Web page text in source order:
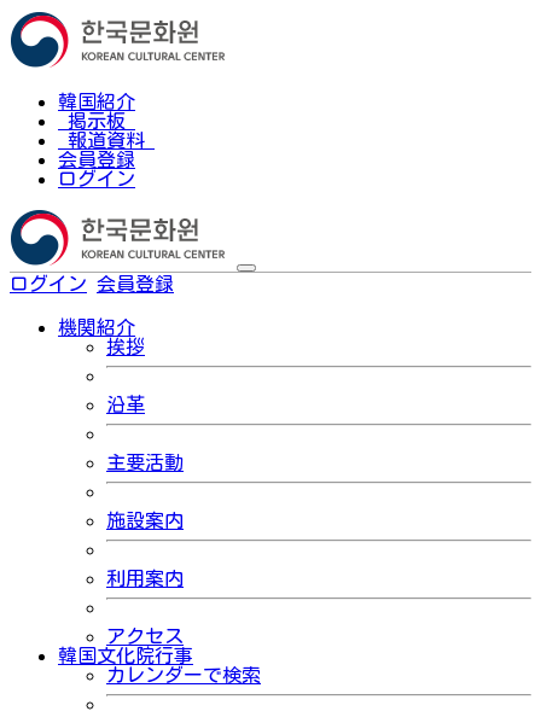
韓国紹介
掲示板
報道資料
会員登録
ログイン
ログイン 会員登録
機関紹介
挨拶
沿革
主要活動
施設案内
利用案内
アクセス
韓国文化院行事
カレンダーで検索